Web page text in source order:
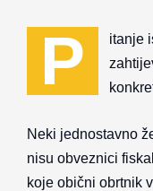
P
itanje
Neki jednostavno
nisu obveznici
koje obični obrtnik